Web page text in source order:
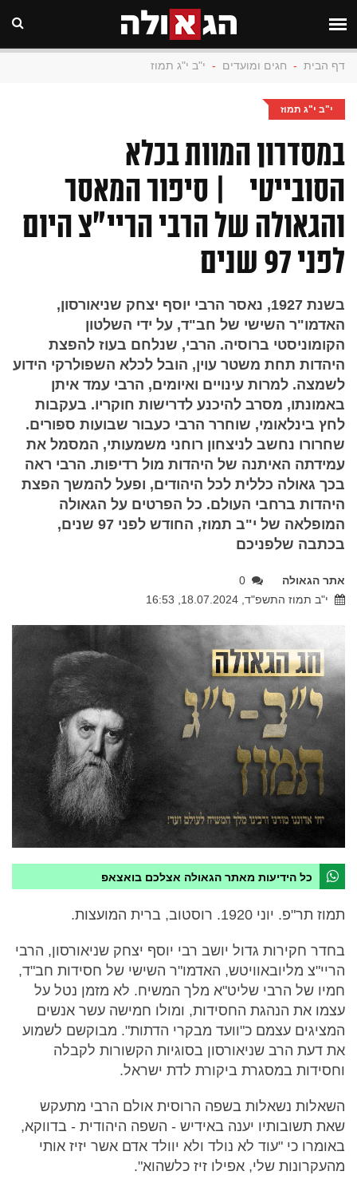
דף הבית - חגים ומועדים - י"ב י"ג תמוז
י"ב י"ג תמוז
במסדרון המוות בכלא
הסובייטי | סיפור המאסר
והגאולה של הרבי הריי״צ היום
לפני 97 שנים
בשנת 1927, נאסר הרבי יוסף יצחק שניאורסון,
האדמו"ר השישי של חב"ד, על ידי השלטון
הקומוניסטי ברוסיה. הרבי, שנלחם בעוז להפצת
היהדות תחת משטר עוין, הובל לכלא השפולרקי הידוע
לשמצה. למרות עינויים ואיומים, הרבי עמד איתן
באמונתו, מסרב להיכנע לדרישות חוקריו. בעקבות
לחץ בינלאומי, שוחרר הרבי כעבור שבועות ספורים.
שחרורו נחשב לניצחון רוחני משמעותי, המסמל את
עמידתה האיתנה של היהדות מול רדיפות. הרבי ראה
בכך גאולה כללית לכל היהודים, ופעל להמשך הפצת
היהדות ברחבי העולם. כל הפרטים על הגאולה
המופלאה של י"ב תמוז, החודש לפני 97 שנים,
בכתבה שלפניכם
אתר הגאולה
0
י"ב תמוז התשפ"ד, 18.07.2024, 16:53
כל הידיעות מאתר הגאולה אצלכם בואצאפ
תמוז תר"פ. יוני 1920. רוסטוב, ברית המועצות.
בחדר חקירות גדול יושב רבי יוסף יצחק שניאורסון, הרבי
הריי"צ מליובאוויטש, האדמו"ר השישי של חסידות חב"ד,
חמיו של הרבי שליט"א מלך המשיח. לא מזמן נטל על
עצמו את הנהגת החסידות, ומולו חמישה עשר אנשים
המציגים עצמם כ"וועד מבקרי הדתות". מבוקשם לשמוע
את דעת הרב שניאורסון בסוגיות הקשורות לקבלה
וחסידות במסגרת ביקורת לדת ישראל.
השאלות נשאלות בשפה הרוסית אולם הרבי מתעקש
שאת תשובותיו יענה באידיש - השפה היהודית - בדווקא,
באומרו כי "עוד לא נולד ולא יוולד אדם אשר יזיז אותי
מהעקרונות שלי, אפילו זיז כלשהוא".